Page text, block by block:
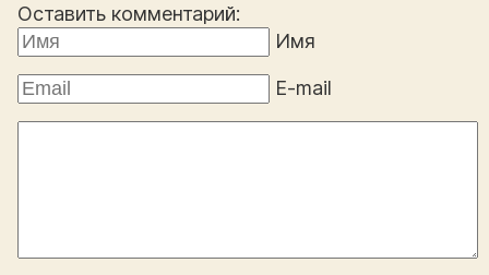
Оставить комментарий:
Имя
E-mail